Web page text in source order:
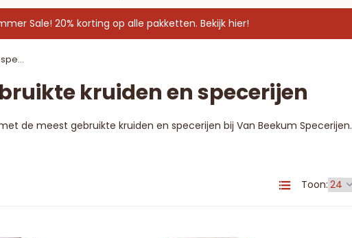
Sale! 20% korting op alle pakketten. Bekijk hier!
kruiden en specerijen
de meest gebruikte kruiden en specerijen bij Van Beekum Specerijen.
Toon: